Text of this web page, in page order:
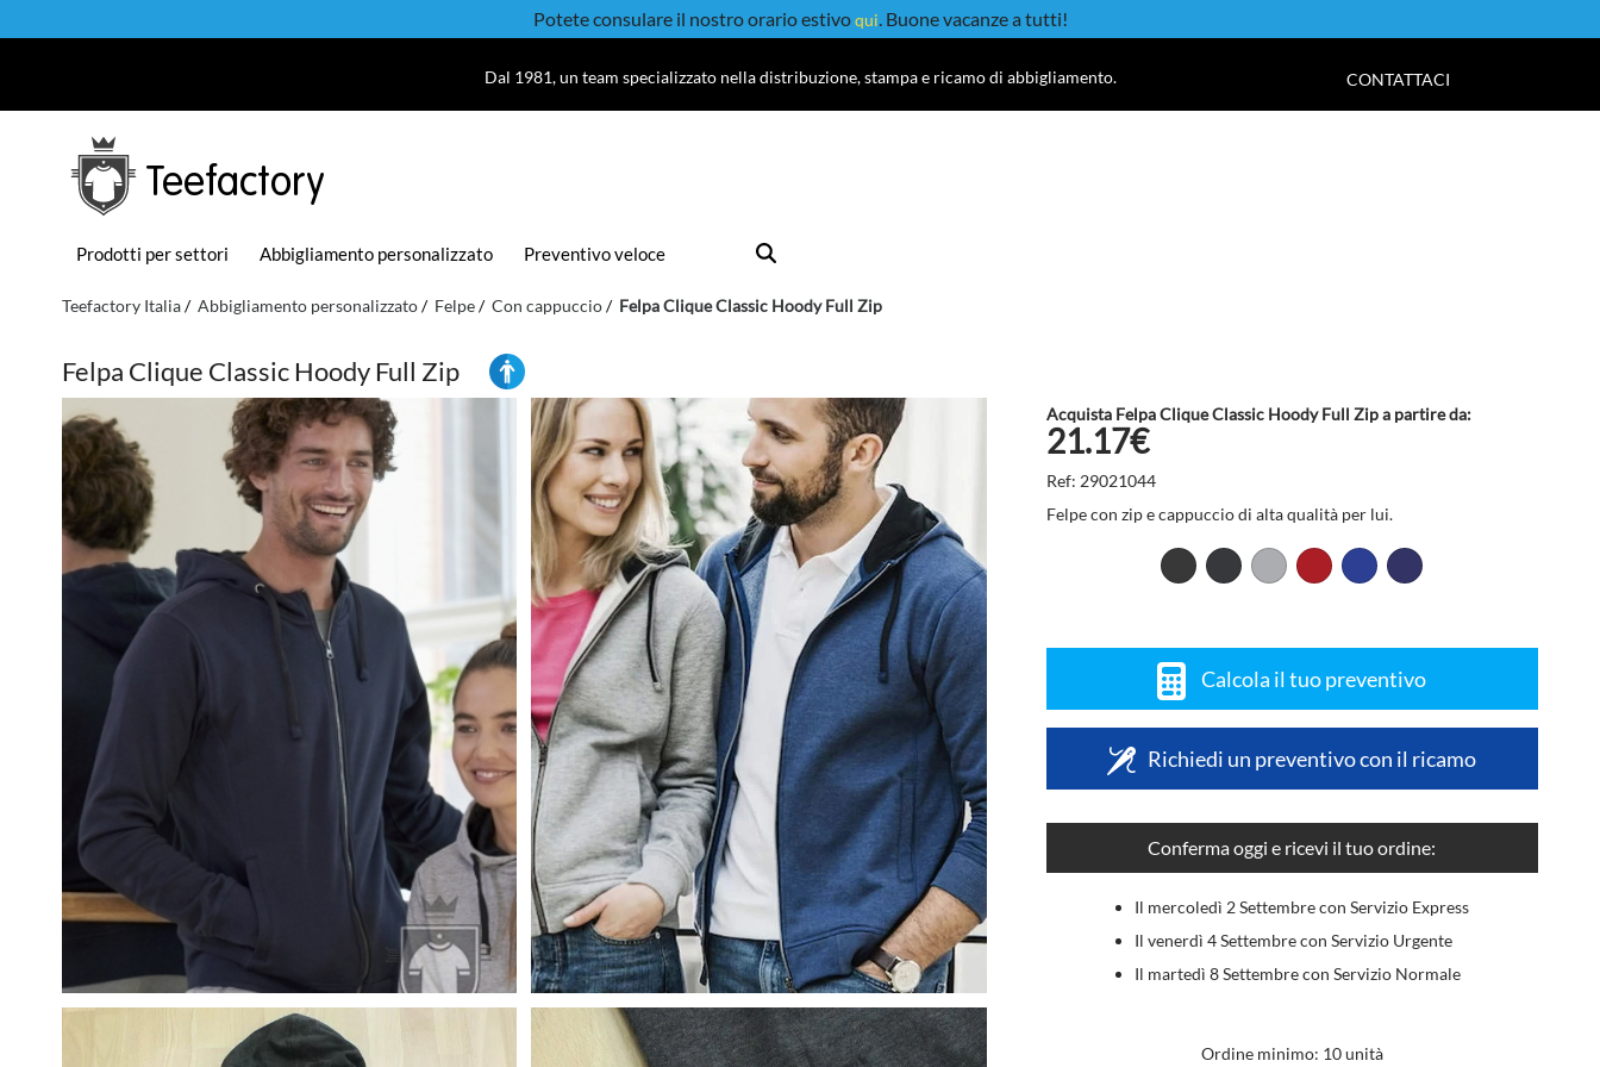
Potete consulare il nostro orario estivoqui. Buone vacanze a tutti!
Dal 1981, un team specializzato nella distribuzione, stampa e ricamo di abbigliamento. CONTATTACI
Teefactory
Prodotti per settori Abbigliamento personalizzato Preventivo veloce
Teefactory Italia Abbigliamento personalizzato Felpe Con cappuccio Felpa Clique Classic Hoody Full Zip
Felpa Clique Classic Hoody Full Zip
Acquista Felpa Clique Classic Hoody Full Zip a partire da:
21.17€
Ref: 29021044
Felpe con zip e cappuccio di alta qualità per lui.
Calcola il tuo preventivo
Richiedi un preventivo con il ricamo
Conferma oggi e ricevi il tuo ordine:
Il mercoledì 2 Settembre con Servizio Express
Il venerdì 4 Settembre con Servizio Urgente
Il martedì 8 Settembre con Servizio Normale
Ordine minimo: 10 unità